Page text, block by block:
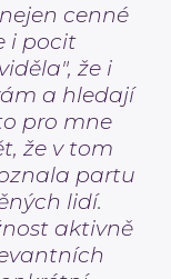
cenné
i pocit
že i
a hledají
pro mne
že v tom
partu
lidí.
aktivně